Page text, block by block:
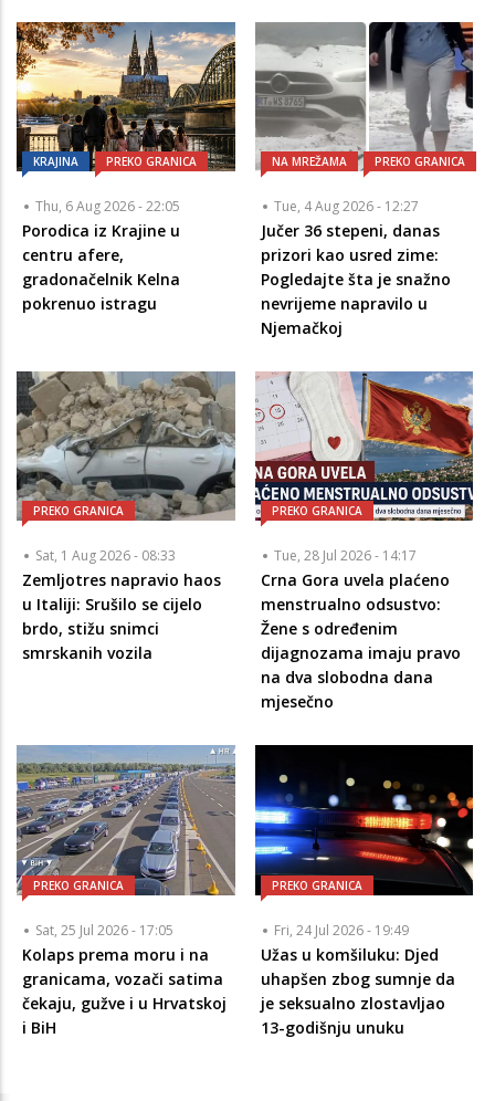
KRAJINA PREKO GRANICA
Thu, 6 Aug 2026 - 22:05
Porodica iz Krajine u
centru afere,
gradonačelnik Kelna
pokrenuo istragu
NA MREŽAMA PREKO GRANICA
Tue, 4 Aug 2026 - 12:27
Jučer 36 stepeni, danas
prizori kao usred zime:
Pogledajte šta je snažno
nevrijeme napravilo u
Njemačkoj
PREKO GRANICA
Sat, 1 Aug 2026 - 08:33
Zemljotres napravio haos
u Italiji: Srušilo se cijelo
brdo, stižu snimci
smrskanih vozila
PREKO GRANICA
Tue, 28 Jul 2026 - 14:17
Crna Gora uvela plaćeno
menstrualno odsustvo:
Žene s određenim
dijagnozama imaju pravo
na dva slobodna dana
mjesečno
PREKO GRANICA
Sat, 25 Jul 2026 - 17:05
Kolaps prema moru i na
granicama, vozači satima
čekaju, gužve i u Hrvatskoj
i BiH
PREKO GRANICA
Fri, 24 Jul 2026 - 19:49
Užas u komšiluku: Djed
uhapšen zbog sumnje da
je seksualno zlostavljao
13-godišnju unuku